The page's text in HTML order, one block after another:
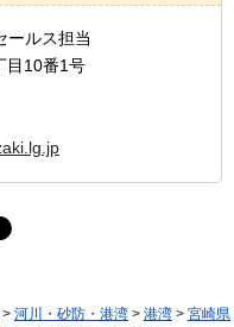
ールス担当
目10番1号
> 河川・砂防・港湾 > 港湾 > 宮崎県